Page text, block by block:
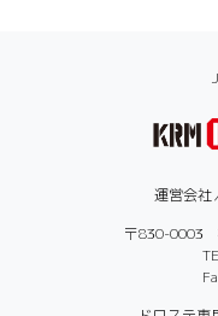
運営会社
〒830-0003